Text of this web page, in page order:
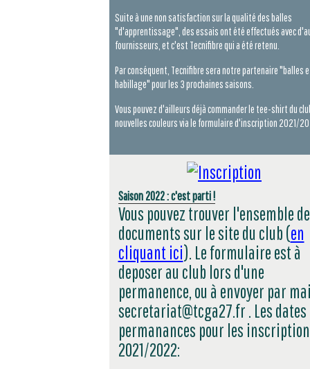
Suite à une non satisfaction sur la qualité des balles
"d'apprentissage", des essais ont été effectués avec
fournisseurs, et c'est Tecnifibre qui a été retenu.
Par conséquent, Tecnifibre sera notre partenaire "balles
habillage" pour les 3 prochaines saisons.
Vous pouvez d'ailleurs déjà commander le tee-shirt du
nouvelles couleurs via le formulaire d'inscription 2021/
Saison 2022 : c'est parti !
Vous pouvez trouver l'ensemble
documents sur le site du club (en
cliquant ici). Le formulaire est à
deposer au club lors d'une
permanence, ou à envoyer par
secretariat@tcga27.fr . Les dates
permanances pour les
2021/2022: